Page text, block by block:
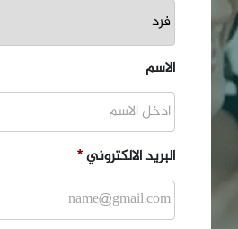
الاسم
البريد الالكتروني *